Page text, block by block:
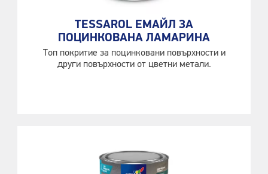
TESSAROL ЕМАЙЛ ЗА
ПОЦИНКОВАНА ЛАМАРИНА
Топ покритие за поцинковани повърхности и
други повърхности от цветни метали.